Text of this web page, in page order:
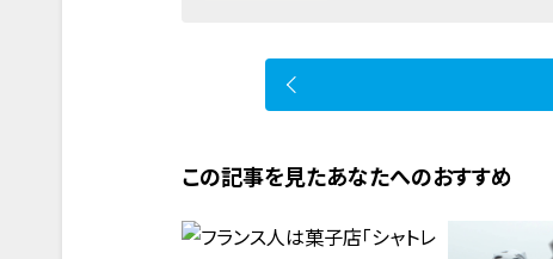
この記事を見たあなたへのおすすめ